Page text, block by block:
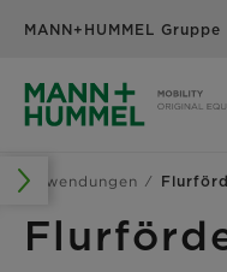
MANN+HUMMEL Gruppe
Anwendungen